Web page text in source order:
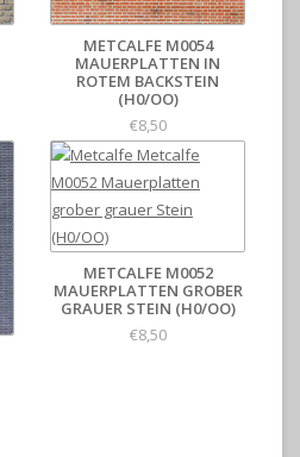
METCALFE M0054
MAUERPLATTEN IN
ROTEM BACKSTEIN
(H0/OO)
€8,50
METCALFE M0052
MAUERPLATTEN GROBER
GRAUER STEIN (H0/OO)
€8,50